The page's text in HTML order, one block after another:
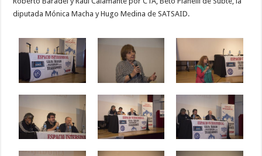
diputada Mónica Macha y Hugo Medina de SATSAID.